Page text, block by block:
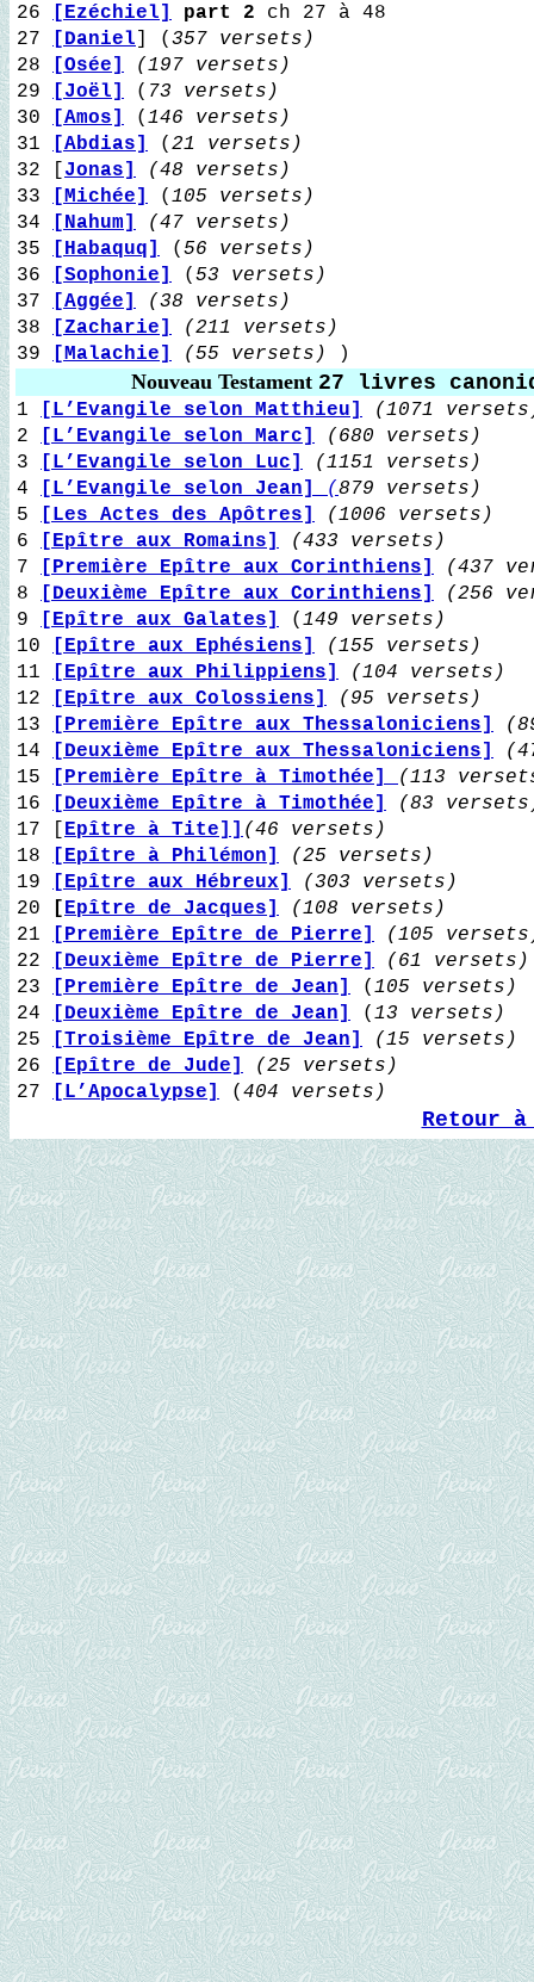
26
[Ezéchiel] part 2 ch 27 à 48
27
[Daniel ] ( 357 versets)
28
[Osée]
(197 versets)
29
[Joël] ( 73 versets)
30
[Amos] ( 146 versets)
31
[Abdias] ( 21 versets)
32 [ Jonas]
(48 versets)
33
[Michée] ( 105 versets)
34
[Nahum]
(47 versets)
35
[Habaquq] ( 56 versets)
36
[Sophonie] ( 53 versets)
37
[Aggée]
(38 versets)
38
[Zacharie]
(211 versets)
39
[Malachie] (55 versets) )
Nouveau Testament 27 livres
1 [L’Evangile selon Matthieu]
(1071
2
[L’Evangile selon Marc]
(680 versets)
3
[L’Evangile selon Luc]
(1151 versets)
4
[L’Evangile selon Jean] (879 versets)
5
[Les Actes des Apôtres]
(1006 versets)
6
[Epître aux Romains]
(433 versets)
7
[Première Epître aux Corinthiens]
(437
8
[Deuxième Epître aux Corinthiens]
(256
9
[Epître aux Galates] ( 149 versets)
10
[Epître aux Ephésiens]
(155 versets)
11
[Epître aux Philippiens]
(104 versets)
12
[Epître aux Colossiens]
(95 versets)
13
[Première Epître aux Thessaloniciens]
14
[Deuxième Epître aux Thessaloniciens]
15
[Première Epître à Timothée]
(113
16
[Deuxième Epître à Timothée]
(83
17 [ Epître à Tite]]
(46 versets)
18
[Epître à Philémon]
(25 versets)
19
[Epître aux Hébreux]
(303 versets)
20
Epître de Jacques]
(108 versets)
21
[Première Epître de Pierre]
(105
22
[Deuxième Epître de Pierre]
(61 versets)
23
[Première Epître de Jean] ( 105 versets)
24
[Deuxième Epître de Jean] ( 13 versets)
25
[Troisième Epître de Jean]
(15 versets)
26
[Epître de Jude]
(25 versets)
27
[L’Apocalypse] ( 404 versets)
Retour